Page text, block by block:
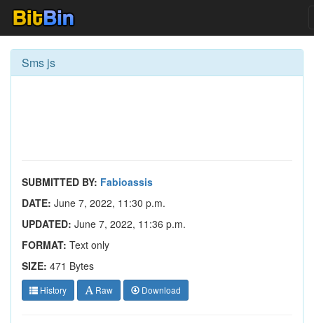
Sms js
SUBMITTED BY: Fabioassis
DATE: June 7, 2022, 11:30 p.m.
UPDATED: June 7, 2022, 11:36 p.m.
FORMAT: Text only
SIZE: 471 Bytes
History Raw Download